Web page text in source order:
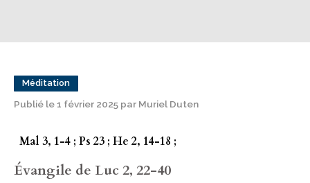
Méditation
Publié le 1 février 2025 par Muriel Duten
Mal 3, 1-4 ; Ps 23 ; He 2, 14-18 ;
Évangile de Luc 2, 22-40